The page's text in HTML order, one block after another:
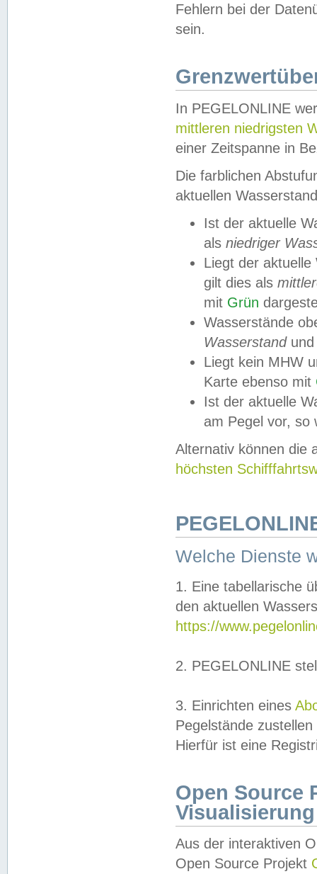
Fehlern bei der
sein.
In PEGELONLINE
mittleren niedrigsten
einer Zeitspanne in
Die farblichen
aktuellen
Ist der aktuelle
als niedriger
Liegt der
gilt dies als
mit Grün
Wasserstände
Wasserstandund
Liegt kein MHW
Karte ebenso mit
Ist der aktuelle
am Pegel vor,
Alternativ können die
höchsten
Welche Dienste
1. Eine tabellarische
den aktuellen
https://
2. PEGELONLINE
3. Einrichten eines
Pegelstände
Hierfür ist eine
Open Source
Visualisierung
Aus der interaktiven
Open Source Projekt